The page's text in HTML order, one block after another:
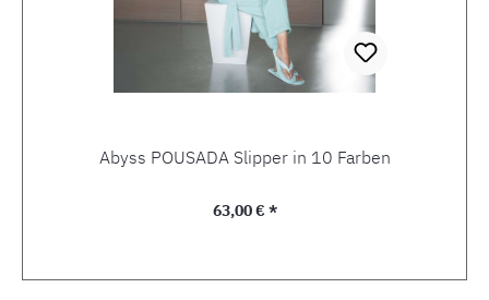
Abyss POUSADA Slipper in 10 Farben
Regulärer Preis:
63,00 € *